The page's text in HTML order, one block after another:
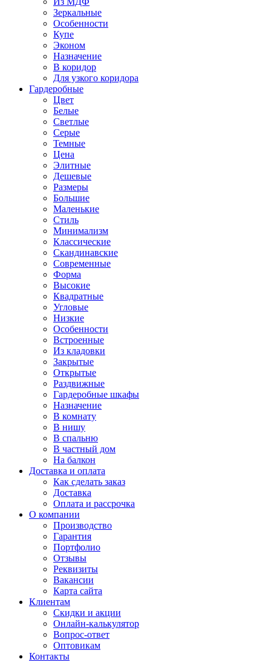
Зеркальные
Особенности
Купе
Эконом
Назначение
В коридор
Для узкого коридора
Гардеробные
Цвет
Белые
Светлые
Серые
Темные
Цена
Элитные
Дешевые
Размеры
Большие
Маленькие
Стиль
Минимализм
Классические
Скандинавские
Современные
Форма
Высокие
Квадратные
Угловые
Низкие
Особенности
Встроенные
Из кладовки
Закрытые
Открытые
Раздвижные
Гардеробные шкафы
Назначение
В комнату
В нишу
В спальню
В частный дом
На балкон
Доставка и оплата
Как сделать заказ
Доставка
Оплата и рассрочка
О компании
Производство
Гарантия
Портфолио
Отзывы
Реквизиты
Вакансии
Карта сайта
Клиентам
Скидки и акции
Онлайн-калькулятор
Вопрос-ответ
Оптовикам
Контакты